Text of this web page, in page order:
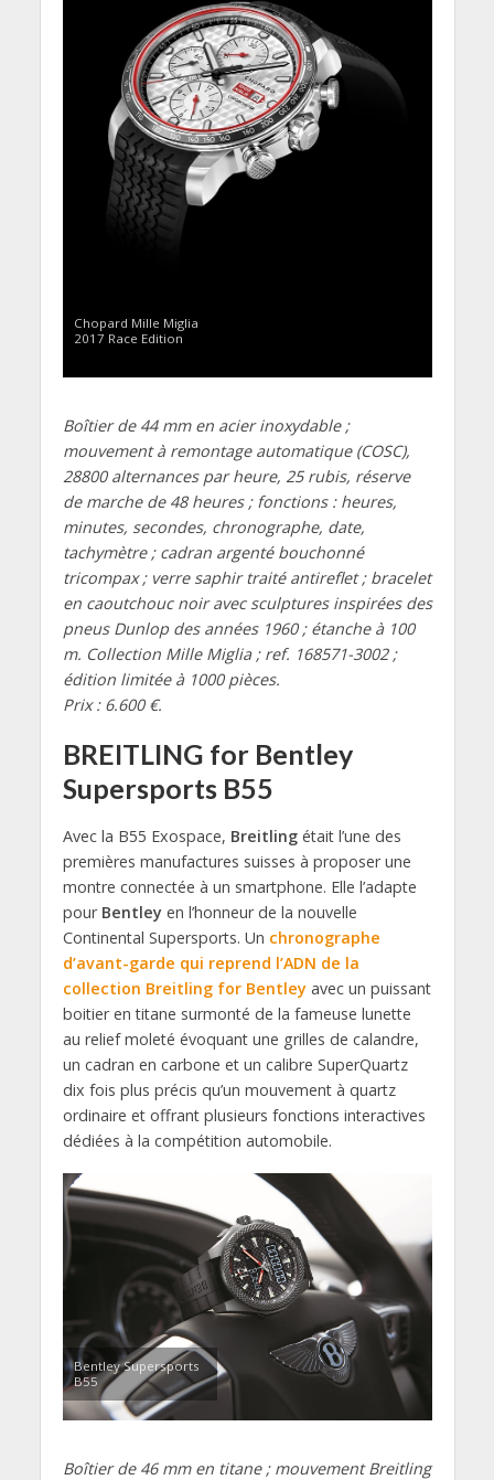
Chopard Mille Miglia
2017 Race Edition
Boîtier de 44 mm en acier inoxydable ;
mouvement à remontage automatique (COSC),
28800 alternances par heure, 25 rubis, réserve
de marche de 48 heures ; fonctions : heures,
minutes, secondes, chronographe, date,
tachymètre ; cadran argenté bouchonné
tricompax ; verre saphir traité antireflet ; bracelet
en caoutchouc noir avec sculptures inspirées des
pneus Dunlop des années 1960 ; étanche à 100
m. Collection Mille Miglia ; ref. 168571-3002 ;
édition limitée à 1000 pièces.
Prix : 6.600 €.
BREITLING for Bentley
Supersports B55
Avec la B55 Exospace, Breitlingétait l’une des
premières manufactures suisses à proposer une
montre connectée à un smartphone. Elle l’adapte
pour Bentleyen l’honneur de la nouvelle
Continental Supersports. Un chronographe
d’avant-garde qui reprend l’ADN de la
collection Breitling for Bentleyavec un puissant
boitier en titane surmonté de la fameuse lunette
au relief moleté évoquant une grilles de calandre,
un cadran en carbone et un calibre SuperQuartz
dix fois plus précis qu’un mouvement à quartz
ordinaire et offrant plusieurs fonctions interactives
dédiées à la compétition automobile.
Bentley Supersports
B55
Boîtier de 46 mm en titane ; mouvement Breitling